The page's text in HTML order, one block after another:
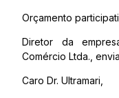
Orçamento
Diretor da
Comércio Ltda.,
Caro Dr. Ultramari,